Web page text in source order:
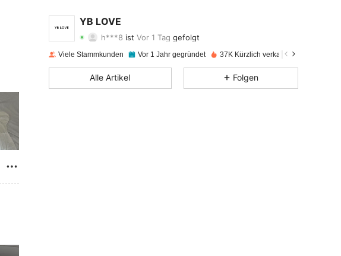
YB LOVE
4,90 Bewertung 241Artikel 586
4,90 241 586
4,90 241 586
Viele Stammkunden Vor 1 Jahr gegründet 37K Kürzlich verkauft
Alle Artikel Folgen